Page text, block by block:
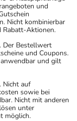
und
Nicht kombinierbar
Rabatt-Aktionen.
Der Bestellwert
und Coupons.
und gilt
Nicht auf
sowie bei
Nicht mit anderen
unter
möglich.